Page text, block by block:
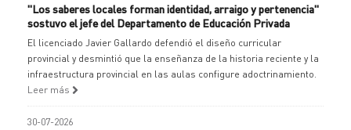
"Los saberes locales forman identidad, arraigo y pertenencia"
sostuvo el jefe del Departamento de Educación Privada
El licenciado Javier Gallardo defendió el diseño curricular
provincial y desmintió que la enseñanza de la historia reciente y la
infraestructura provincial en las aulas configure adoctrinamiento.
Leer más
30-07-2026